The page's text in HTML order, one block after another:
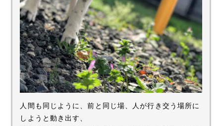
人間も同じように、前と同じ場、人が行き交う場所に
しようと動き出す、